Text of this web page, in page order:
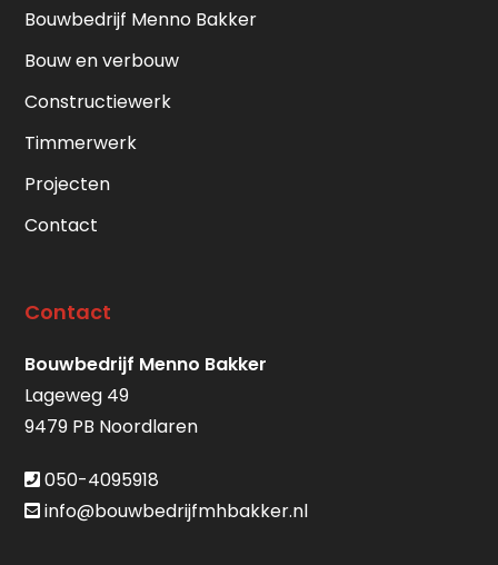
Bouwbedrijf Menno Bakker
Bouw en verbouw
Constructiewerk
Timmerwerk
Projecten
Contact
Contact
Bouwbedrijf Menno Bakker
Lageweg 49
9479 PB Noordlaren
050-4095918
info@bouwbedrijfmhbakker.nl